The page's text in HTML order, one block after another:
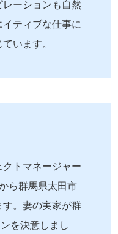
ーションも自然
ティブな仕事に
います。
トマネージャー
ら群馬県太田市
。妻の実家が群
を決意しまし